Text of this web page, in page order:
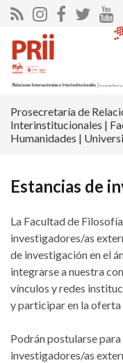
Prosecretaría de
Interinstitucionales |
Humanidades |
Estancias de
La Facultad de
investigadores/as
de investigación en el
integrarse a nuestra
vínculos y redes
y participar en la
Podrán postularse
investigadores/as